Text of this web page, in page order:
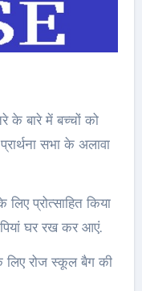
के बारे में बच्चों को
सभा के अलावा
प्रोत्साहित किया
घर रख कर आएं.
रोज स्कूल बैग की